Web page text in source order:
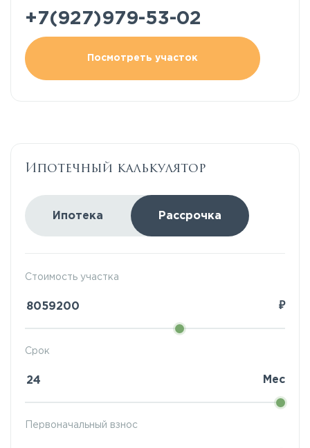
+7(927)979-53-02
Посмотреть участок
Ипотечный калькулятор
Ипотека Рассрочка
Стоимость участка
₽
Первоначальный взнос
Срок
Мес